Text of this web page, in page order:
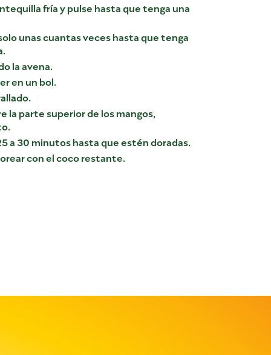
fría y pulse hasta que tenga una
unas cuantas veces hasta que tenga
la avena.
en un bol.
la parte superior de los mangos,
a 30 minutos hasta que estén doradas.
con el coco restante.